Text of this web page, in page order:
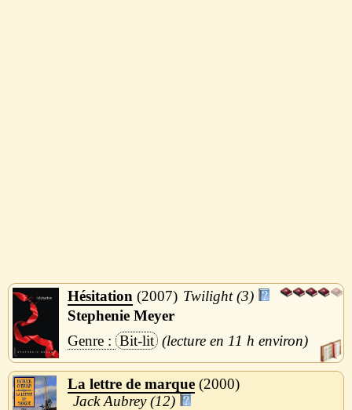
Hésitation 2007
Twilight (3)
Stephenie Meyer
Bit-lit
11 h
La lettre de marque 2000
Jack Aubrey (12)